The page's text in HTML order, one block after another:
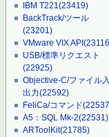
IBM T221(23419)
BackTrack/ツール
(23201)
VMware VIX API
USB/標準リクエスト
(22925)
Objective-C/ファイル入
出力(22592)
FeliCa/コマンド
A5：SQL Mk-2(22531)
ARToolKit(21785)